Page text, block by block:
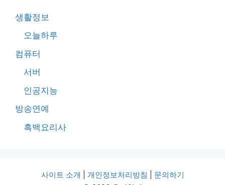
생활정보
오늘하루
컴퓨터
서버
인공지능
방송연예
흑백요리사
사이트 소개 개인정보처리방침
문의하기